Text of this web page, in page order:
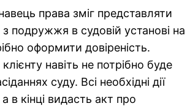
права зміг представляти
з подружжя в судовій установі на
оформити довіреність.
навіть не потрібно буде
суду. Всі необхідні дії
в кінці видасть акт про